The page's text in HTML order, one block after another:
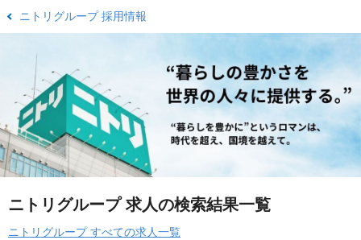
ニトリグループ 採用情報
ニトリグループ 求人の検索結果一覧
ニトリグループ すべての求人一覧